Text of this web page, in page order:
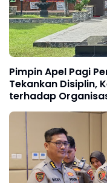
Pimpin Apel Pagi
Tekankan Disiplin,
terhadap